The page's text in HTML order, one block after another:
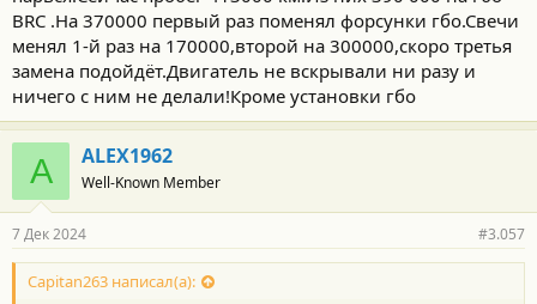
BRC .На 370000 первый раз поменял форсунки гбо.Свечи
менял 1-й раз на 170000,второй на 300000,скоро третья
замена подойдёт.Двигатель не вскрывали ни разу и
ничего с ним не делали!Кроме установки гбо
A ALEX1962
Well-Known Member
7 Дек 2024 #3.057
Capitan263 написал(а):